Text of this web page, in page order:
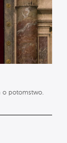
o potomstwo.